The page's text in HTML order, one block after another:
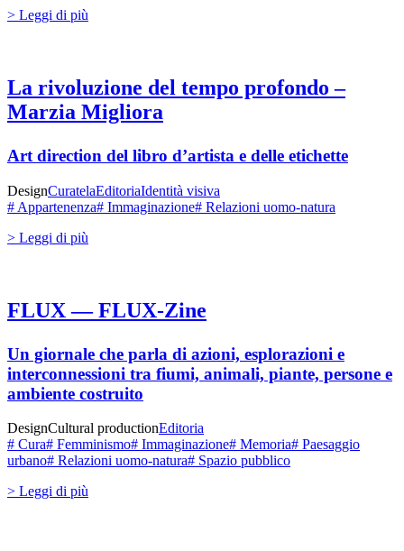
> Leggi di più
La rivoluzione del tempo profondo –
Marzia Migliora
Art direction del libro d’artista e delle etichette
DesignCuratelaEditoriaIdentità visiva
# Appartenenza# Immaginazione# Relazioni uomo-natura
> Leggi di più
FLUX — FLUX-Zine
Un giornale che parla di azioni, esplorazioni e
interconnessioni tra fiumi, animali, piante, persone e
ambiente costruito
DesignCultural productionEditoria
# Cura# Femminismo# Immaginazione# Memoria# Paesaggio
urbano# Relazioni uomo-natura# Spazio pubblico
> Leggi di più